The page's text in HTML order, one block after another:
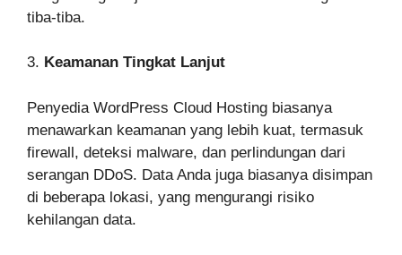
tiba-tiba.
3. Keamanan Tingkat Lanjut
Penyedia WordPress Cloud Hosting biasanya
menawarkan keamanan yang lebih kuat, termasuk
firewall, deteksi malware, dan perlindungan dari
serangan DDoS. Data Anda juga biasanya disimpan
di beberapa lokasi, yang mengurangi risiko
kehilangan data.